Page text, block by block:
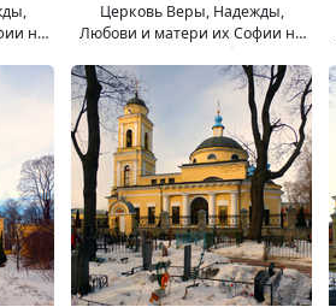
на
Церковь Веры, Надежды,
Любови и матери их Софии на
Миусском кладбище.